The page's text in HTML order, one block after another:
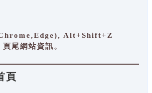
Alt+Shift+Z
尾網站資訊。
頁